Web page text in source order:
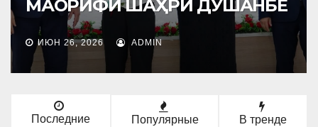
ДУШАНБЕ
РЎЗИ ВАҲДАТИ
ИЮН 23, 2026 ADMIN
Последние Популярные В тренде